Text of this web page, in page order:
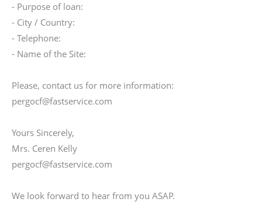
- Purpose of loan:
- City / Country:
- Telephone:
- Name of the Site:
Please, contact us for more information:
pergocf@fastservice.com
Yours Sincerely,
Mrs. Ceren Kelly
pergocf@fastservice.com
We look forward to hear from you ASAP.